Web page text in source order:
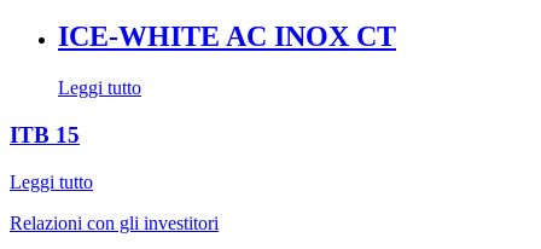
ICE-WHITE AC INOX CT
Leggi tutto
ITB 15
Leggi tutto
Relazioni con gli investitori